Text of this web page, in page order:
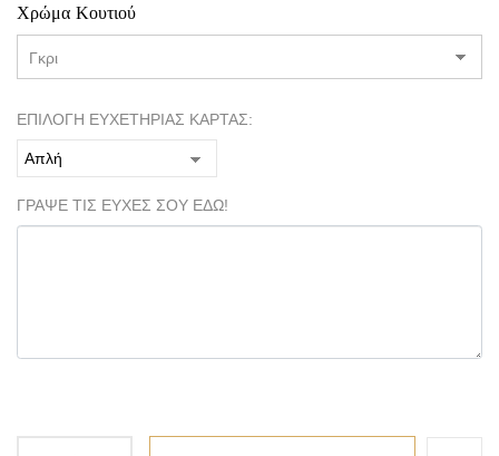
Χρώμα Κουτιού
ΕΠΙΛΟΓΗ ΕΥΧΕΤΗΡΙΑΣ ΚΑΡΤΑΣ:
ΓΡΑΨΕ ΤΙΣ ΕΥΧΕΣ ΣΟΥ ΕΔΩ!